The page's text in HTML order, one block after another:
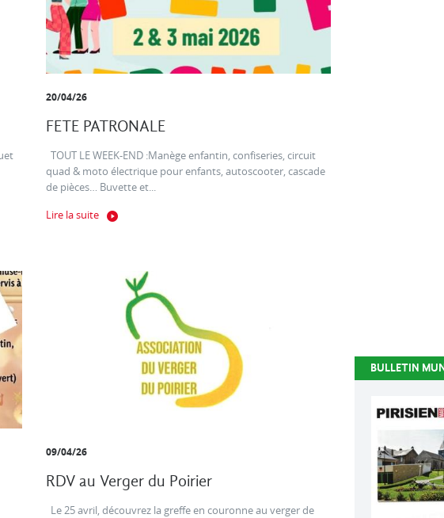
20/04/26
FETE PATRONALE
TOUT LE WEEK-END :Manège enfantin, confiseries, circuit
quad & moto électrique pour enfants, autoscooter, cascade
de pièces… Buvette et...
Lire la suite
09/04/26
RDV au Verger du Poirier
Le 25 avril, découvrez la greffe en couronne au verger de
BULLETIN